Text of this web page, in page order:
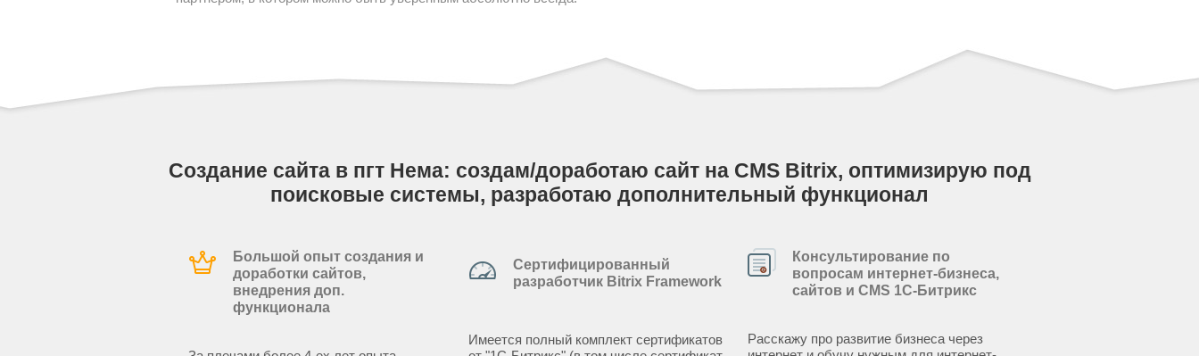
Создание сайта в пгт Нема: создам/доработаю сайт на CMS Bitrix, оптимизирую под
поисковые системы, разработаю дополнительный функционал
Большой опыт создания и
доработки сайтов,
внедрения доп.
функционала
Сертифицированный
разработчик Bitrix Framework
Имеется полный комплект сертификатов
Консультирование по
вопросам интернет-бизнеса,
сайтов и CMS 1С-Битрикс
Расскажу про развитие бизнеса через